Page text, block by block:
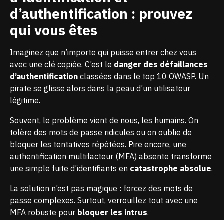
d’authentification : prouvez
qui vous êtes
Imaginez que n’importe qui puisse entrer chez vous
avec une clé copiée. C’est le danger des défaillances
d’authentification classées dans le top 10 OWASP. Un
pirate se glisse alors dans la peau d’un utilisateur
légitime.
Souvent, le problème vient de nous, les humains. On
tolère des mots de passe ridicules ou on oublie de
bloquer les tentatives répétées. Pire encore, une
authentification multifacteur (MFA) absente transforme
une simple fuite d’identifiants en catastrophe absolue.
La solution n’est pas magique : forcez des mots de
passe complexes. Surtout, verrouillez tout avec une
MFA robuste pour bloquer les intrus.